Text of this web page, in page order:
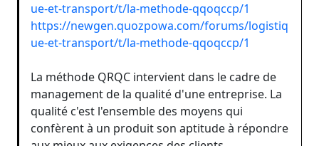
ue-et-transport/t/la-methode-qqoqccp/1
https://newgen.quozpowa.com/forums/logistiq
ue-et-transport/t/la-methode-qqoqccp/1
La méthode QRQC intervient dans le cadre de
management de la qualité d'une entreprise. La
qualité c'est l'ensemble des moyens qui
confèrent à un produit son aptitude à répondre